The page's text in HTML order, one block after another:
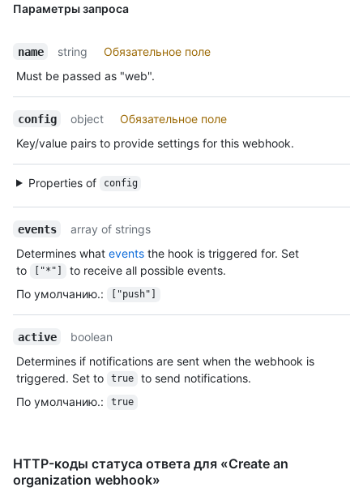
Параметры запроса
name string
Обязательное поле
Must be passed as "web".
config object
Обязательное поле
Key/value pairs to provide settings for this webhook.
Properties of config
events
array of strings
Determines what events the hook is triggered for. Set
to
["*"]
to receive all possible events.
По умолчанию.: ["push"]
active
boolean
Determines if notifications are sent when the webhook is
triggered. Set to
true
to send notifications.
По умолчанию.: true
HTTP-коды статуса ответа для «Create an
organization webhook»